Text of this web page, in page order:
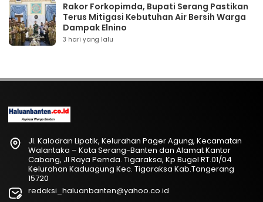
Rakor Forkopimda, Bupati Serang Pastikan
Terus Mitigasi Kebutuhan Air Bersih Warga
Dampak Elnino
3 hari yang lalu
Jl. Kalodran Lipatik, Kelurahan Pager Agung, Kecamatan
Walantaka – Kota Serang-Banten dan Alamat Kantor
Cabang, Jl Raya Pemda. Tigaraksa, Kp Bugel RT.01/04
Kelurahan Kaduagung Kec. Tigaraksa Kab.Tangerang
15720
redaksi_haluanbanten@yahoo.co.id